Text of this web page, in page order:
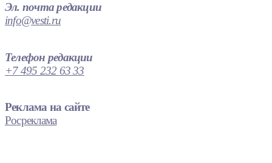
Эл. почта редакции
info@vesti.ru
Телефон редакции
+7 495 232 63 33
Реклама на сайте
Росреклама